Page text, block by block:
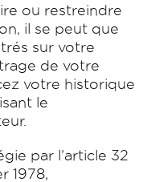
ou restreindre
il se peut que
sur votre
de votre
votre historique
le
par l’article 32
1978,